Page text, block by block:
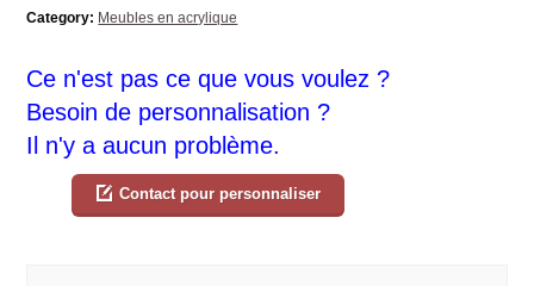
Category: Meubles en acrylique
Ce n'est pas ce que vous voulez ?
Besoin de personnalisation ?
Il n'y a aucun problème.
Contact pour personnaliser